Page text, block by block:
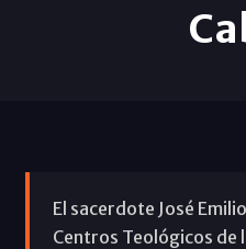
El sacerdote José
Centros Teológicos de